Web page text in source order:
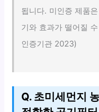
됩니다. 미인증 제품
기와 효과가 떨어질
인증기관 2023)
Q. 초미세먼지